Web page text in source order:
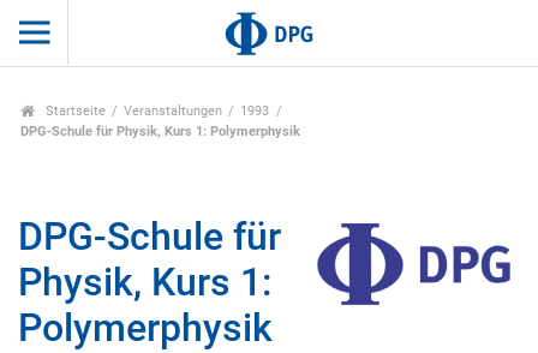
Startseite Veranstaltungen
1993
DPG-Schule für Physik, Kurs 1: Polymerphysik
DPG-Schule für
Physik, Kurs 1:
Polymerphysik